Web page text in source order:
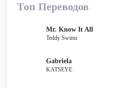
Топ Переводов
Mr. Know It All
Teddy Swims
Gabriela
KATSEYE